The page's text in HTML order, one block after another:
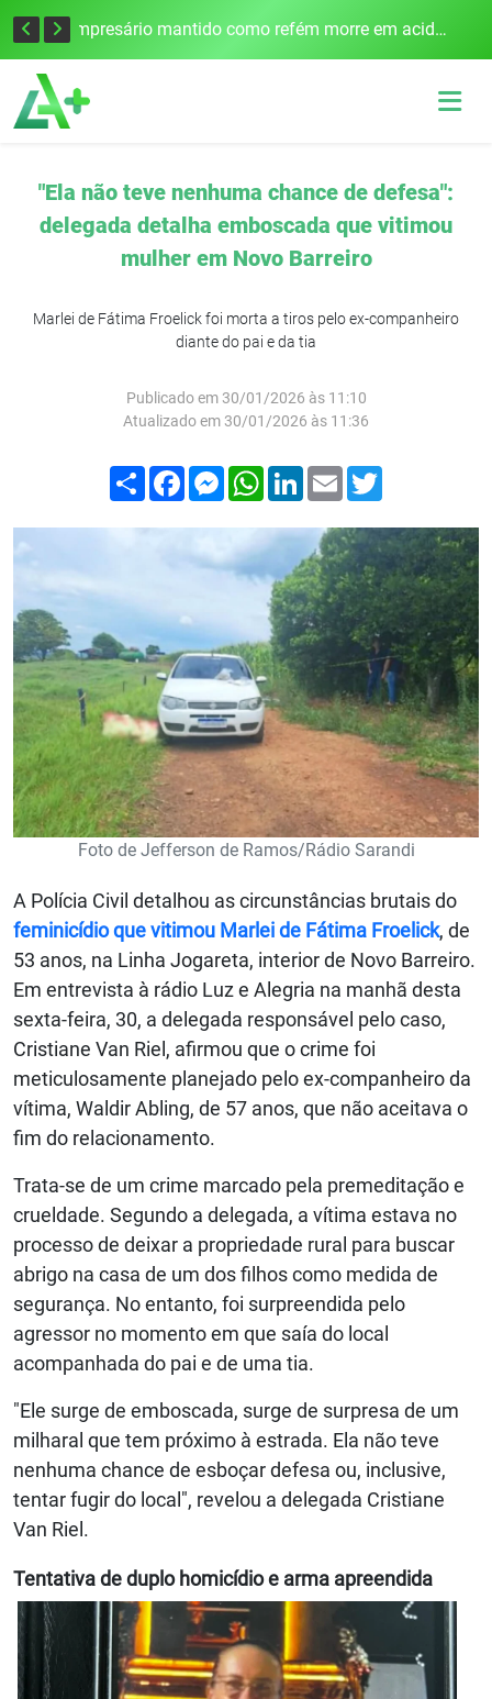
Edital para construção de ponte entre Itapiranga e Barra do Guarita deve ser lançado no segundo semestre Empresário mantido como refém morre em acidente após assalto em Cerro Largo
"Ela não teve nenhuma chance de defesa":
delegada detalha emboscada que vitimou
mulher em Novo Barreiro
Marlei de Fátima Froelick foi morta a tiros pelo ex-companheiro
diante do pai e da tia
Publicado em 30/01/2026 às 11:10
Atualizado em 30/01/2026 às 11:36
Compartilhar
FacebookMessenger
WhatsApp
LinkedIn
Email
Foto de Jefferson de Ramos/Rádio Sarandi
A Polícia Civil detalhou as circunstâncias brutais do
feminicídio que vitimou Marlei de Fátima Froelick, de
53 anos, na Linha Jogareta, interior de Novo Barreiro.
Em entrevista à rádio Luz e Alegria na manhã desta
sexta-feira, 30, a delegada responsável pelo caso,
Cristiane Van Riel, afirmou que o crime foi
meticulosamente planejado pelo ex-companheiro da
vítima, Waldir Abling, de 57 anos, que não aceitava o
fim do relacionamento.
Trata-se de um crime marcado pela premeditação e
crueldade. Segundo a delegada, a vítima estava no
processo de deixar a propriedade rural para buscar
abrigo na casa de um dos filhos como medida de
segurança. No entanto, foi surpreendida pelo
agressor no momento em que saía do local
acompanhada do pai e de uma tia.
"Ele surge de emboscada, surge de surpresa de um
milharal que tem próximo à estrada. Ela não teve
nenhuma chance de esboçar defesa ou, inclusive,
tentar fugir do local", revelou a delegada Cristiane
Van Riel.
Tentativa de duplo homicídio e arma apreendida